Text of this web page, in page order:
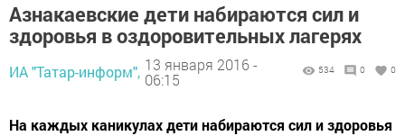
Азнакаевские дети набираются сил и
здоровья в оздоровительных лагерях
ИА "Татар-информ", 13 января 2016 -
06:15
534 0 0
На каждых каникулах дети набираются сил и здоровья